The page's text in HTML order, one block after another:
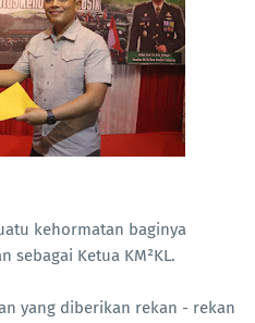
kehormatan baginya
sebagai Ketua KM²KL.
yang diberikan rekan - rekan